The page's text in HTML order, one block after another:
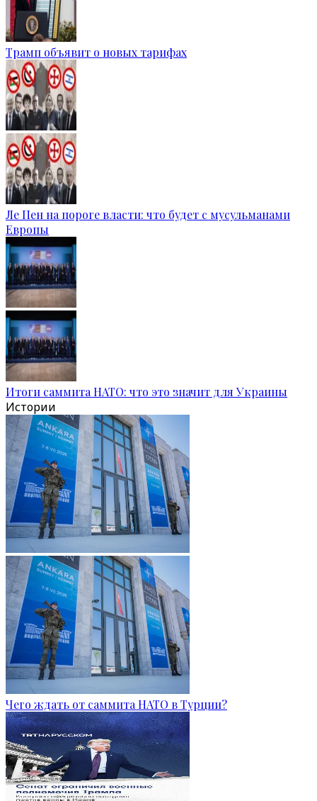
Трамп объявит о новых тарифах
Ле Пен на пороге власти: что будет с мусульманами
Европы
Итоги саммита НАТО: что это значит для Украины
Истории
Чего ждать от саммита НАТО в Турции?